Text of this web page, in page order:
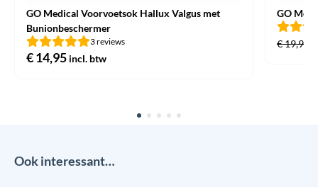
GO Medical Voorvoetsok Hallux Valgus met
Bunionbeschermer
3 reviews
€14,95 incl. btw
GO
€19,95
Ook interessant…